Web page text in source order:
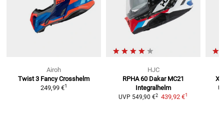
Airoh
Twist 3 Fancy Crosshelm
249,99 €1
HJC
RPHA 60 Dakar MC21
Integralhelm
UVP 549,90 €2 439,92 €1
X-